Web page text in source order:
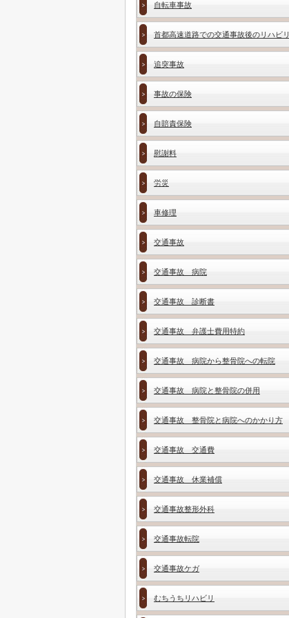
自転車事故
首都高速道路での交通事故後のリハビリ
追突事故
事故の保険
自賠責保険
慰謝料
労災
車修理
交通事故
交通事故 病院
交通事故 診断書
交通事故 弁護士費用特約
交通事故 病院から整骨院への転院
交通事故 病院と整骨院の併用
交通事故 整骨院と病院へのかかり方
交通事故 交通費
交通事故 休業補償
交通事故整形外科
交通事故転院
交通事故ケガ
むちうちリハビリ